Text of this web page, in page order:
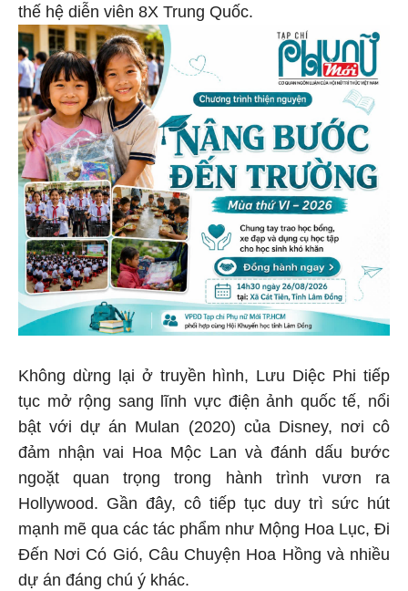
thế hệ diễn viên 8X Trung Quốc.
Không dừng lại ở truyền hình, Lưu Diệc Phi tiếp
tục mở rộng sang lĩnh vực điện ảnh quốc tế, nổi
bật với dự án Mulan (2020) của Disney, nơi cô
đảm nhận vai Hoa Mộc Lan và đánh dấu bước
ngoặt quan trọng trong hành trình vươn ra
Hollywood. Gần đây, cô tiếp tục duy trì sức hút
mạnh mẽ qua các tác phẩm như Mộng Hoa Lục, Đi
Đến Nơi Có Gió, Câu Chuyện Hoa Hồng và nhiều
dự án đáng chú ý khác.